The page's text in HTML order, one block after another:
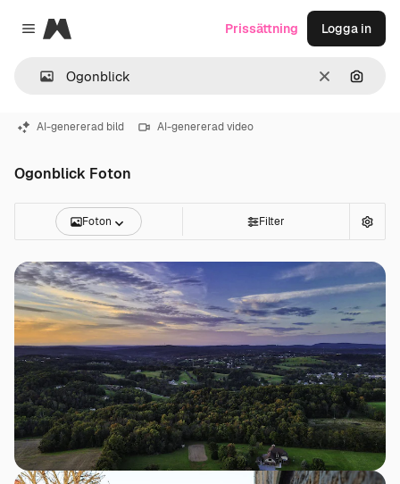
Close menu
Magnific
RensaSök
Prissättning Logga in
AI-genererad bild AI-genererad video
Ogonblick Foton
Foton Filter